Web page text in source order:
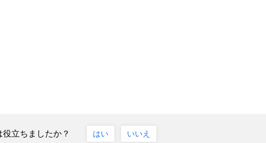
立ちましたか？ はい いいえ